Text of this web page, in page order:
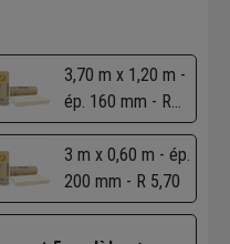
3,70 m x 1,20 m -
ép. 160 mm - R
4,55
3 m x 0,60 m - ép.
200 mm - R 5,70